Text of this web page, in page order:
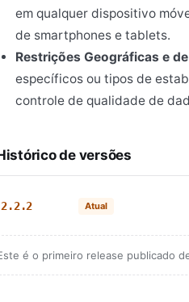
em qualquer dispositivo
de smartphones e tablets.
Restrições Geográficas e
específicos ou tipos de
controle de qualidade de
de versões
2.2.2 Atual
é o primeiro release publicado